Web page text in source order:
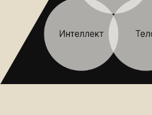
Это практика, направленная на мягкое
и глубокое избавление от стресса,
восстановление внутреннего ресурса
и возвращение в состояние потока. Эта
медитация помогает сонастроиться
с собой, снять напряжение и вернуть
ясность восприятия, гармонизируя
внутренние процессы.